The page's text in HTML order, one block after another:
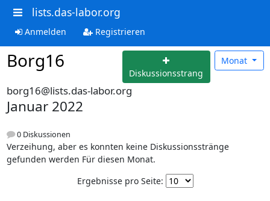
lists.das-labor.org
Anmelden Registrieren
Borg16
Diskussionsstrang
Monat
borg16@lists.das-labor.org
Januar 2022
0 Diskussionen
Verzeihung, aber es konnten keine Diskussionsstränge
gefunden werden Für diesen Monat.
Ergebnisse pro Seite: